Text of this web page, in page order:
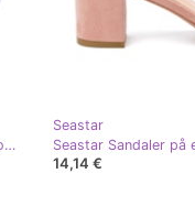
Seastar Material Slocked Sports Shoes on the Platform Women's Beige
Seastar
Seastar Sandaler
14,14 €